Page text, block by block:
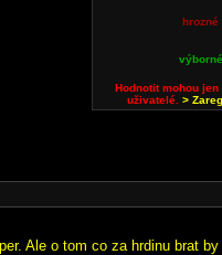
hrozné
výborné
Hodnotit mohou
uživatelé. >
Ale o tom co za hrdinu brat